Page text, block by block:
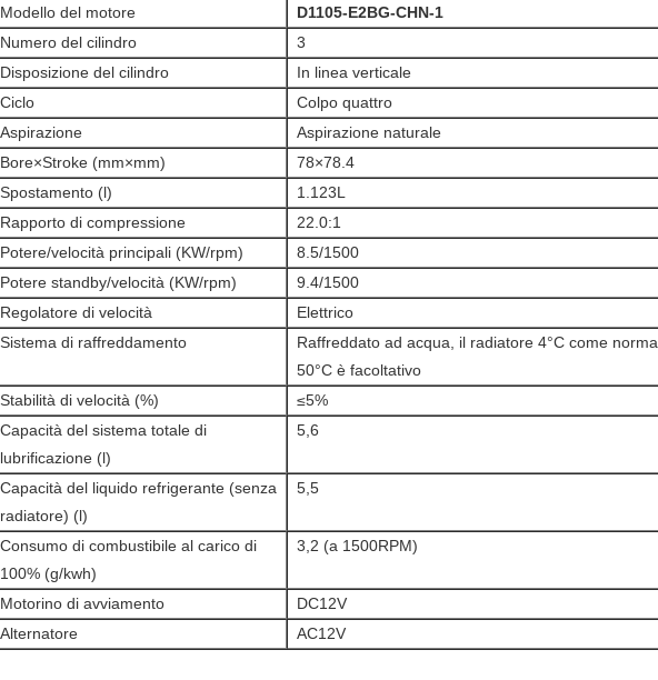
Modello del motore
D1105-E2BG-CHN-1
Numero del cilindro
3
Disposizione del cilindro
In linea verticale
Ciclo
Colpo quattro
Aspirazione
Aspirazione naturale
Bore×Stroke (mm×mm)
78×78.4
Spostamento (l)
1.123L
Rapporto di compressione
22.0:1
Potere/velocità principali (KW/rpm)
8.5/1500
Potere standby/velocità (KW/rpm)
9.4/1500
Regolatore di velocità
Elettrico
Sistema di raffreddamento
Raffreddato ad acqua, il radiatore 4°C come norma,
50°C è facoltativo
Stabilità di velocità (%)
≤5%
Capacità del sistema totale di
lubrificazione (l)
5,6
Capacità del liquido refrigerante (senza
radiatore) (l)
5,5
Consumo di combustibile al carico di
100% (g/kwh)
3,2 (a 1500RPM)
Motorino di avviamento
DC12V
Alternatore
AC12V